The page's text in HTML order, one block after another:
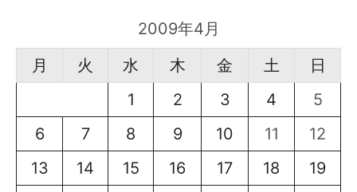
2009年4月
月
火 水 木 金 土
日
1
2 3 4
5
6
7 8 9 10 11
12
13
14 15 16 17 18
19